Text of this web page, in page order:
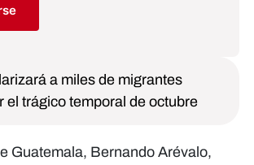
a miles de migrantes
el trágico temporal de octubre
Guatemala, Bernando Arévalo,